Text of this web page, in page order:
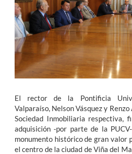
Académicos
Funcionarios
Alumni
El rector de la Pontificia
Valparaíso, Nelson Vásquez y
Sociedad Inmobiliaria respectiva,
adquisición -por parte de la
monumento histórico de gran valor
el centro de la ciudad de Viña del